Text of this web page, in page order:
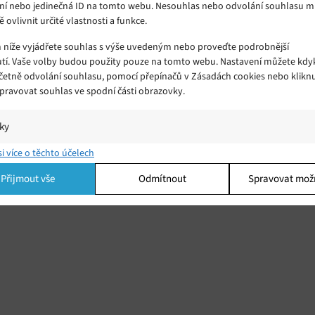
nebo jedinečná ID na tomto webu. Nesouhlas nebo odvolání souhlasu
ovlivnit určité vlastnosti a funkce.
vyjádřete souhlas s výše uvedeným nebo proveďte podrobnější
Vaše volby budou použity pouze na tomto webu. Nastavení můžete
odvolání souhlasu, pomocí přepínačů v Zásadách cookies nebo
souhlas ve spodní části obrazovky.
a/nebo přístup k informacím v zařízení, Porozumění publiku
kombinací údajů z různých zdrojů.
více o těchto účelech
Přijmout vše Odmítnout Spravovat